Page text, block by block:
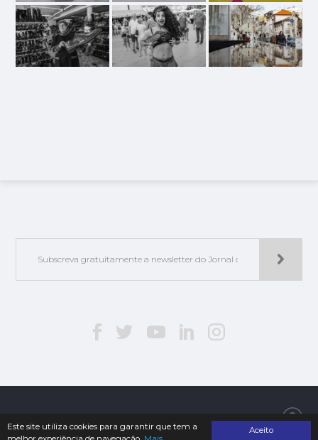
Aceito
Este site utiliza cookies para garantir que tem a